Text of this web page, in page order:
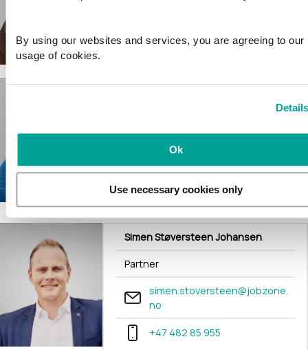
By using our websites and services, you are agreeing to our
usage of cookies.
Ok
Use necessary cookies only
416 71 621
andreas.hjellbakk@jobzone.n
947 86 318
Simen Støversteen Johansen
Partner
simen.stoversteen@jobzone.
no
+47 482 85 955